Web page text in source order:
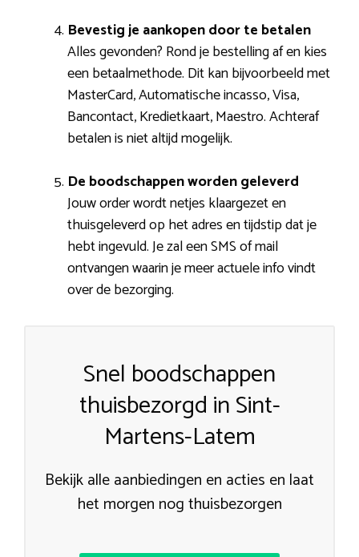
Bevestig je aankopen door te betalen
Alles gevonden? Rond je bestelling af en kies
een betaalmethode. Dit kan bijvoorbeeld met
MasterCard, Automatische incasso, Visa,
Bancontact, Kredietkaart, Maestro. Achteraf
betalen is niet altijd mogelijk.
De boodschappen worden geleverd
Jouw order wordt netjes klaargezet en
thuisgeleverd op het adres en tijdstip dat je
hebt ingevuld. Je zal een SMS of mail
ontvangen waarin je meer actuele info vindt
over de bezorging.
Snel boodschappen
thuisbezorgd in Sint-
Martens-Latem
Bekijk alle aanbiedingen en acties en laat
het morgen nog thuisbezorgen